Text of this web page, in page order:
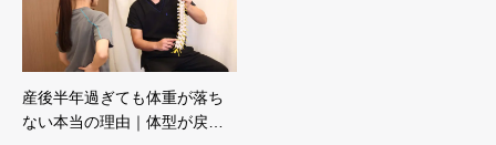
産後半年過ぎても体重が落ち
ない本当の理由｜体型が戻…